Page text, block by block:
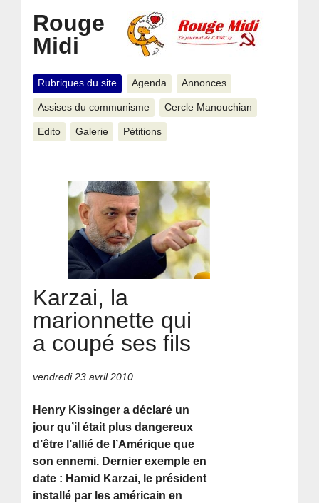
Rouge
Midi
Rubriques du site Agenda Annonces
Assises du communisme Cercle Manouchian
Edito Galerie Pétitions
Karzai, la
marionnette qui
a coupé ses fils
vendredi 23 avril 2010
Henry Kissinger a déclaré un
jour qu’il était plus dangereux
d’être l’allié de l’Amérique que
son ennemi. Dernier exemple en
date : Hamid Karzai, le président
installé par les américain en